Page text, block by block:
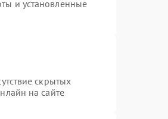
и установленные
скрытых
на сайте